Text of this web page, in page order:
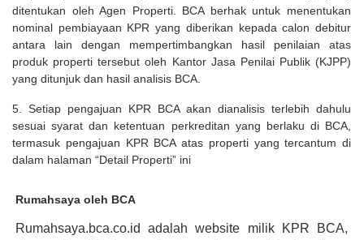
ditentukan oleh Agen Properti. BCA berhak untuk menentukan
nominal pembiayaan KPR yang diberikan kepada calon debitur
antara lain dengan mempertimbangkan hasil penilaian atas
produk properti tersebut oleh Kantor Jasa Penilai Publik (KJPP)
yang ditunjuk dan hasil analisis BCA.
5. Setiap pengajuan KPR BCA akan dianalisis terlebih dahulu
sesuai syarat dan ketentuan perkreditan yang berlaku di BCA,
termasuk pengajuan KPR BCA atas properti yang tercantum di
dalam halaman “Detail Properti” ini
Rumahsaya oleh BCA
Rumahsaya.bca.co.id adalah website milik KPR BCA,